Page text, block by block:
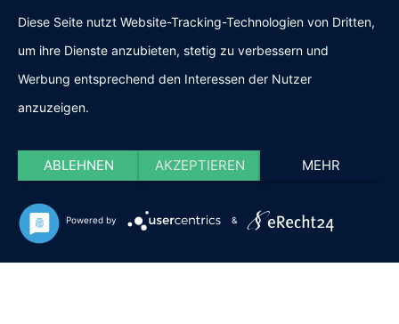
Diese Seite nutzt Website-Tracking-Technologien von Dritten,
um ihre Dienste anzubieten, stetig zu verbessern und
Werbung entsprechend den Interessen der Nutzer
anzuzeigen.
ABLEHNEN AKZEPTIEREN MEHR
Powered by &